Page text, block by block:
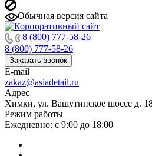
Обычная версия сайта
8 (800) 777-58-26
8 (800) 777-58-26
Заказать звонок
E-mail
zakaz@asiadetail.ru
Адрес
Химки, ул. Вашутинское шоссе д.
Режим работы
Ежедневно: с 9:00 до 18:00